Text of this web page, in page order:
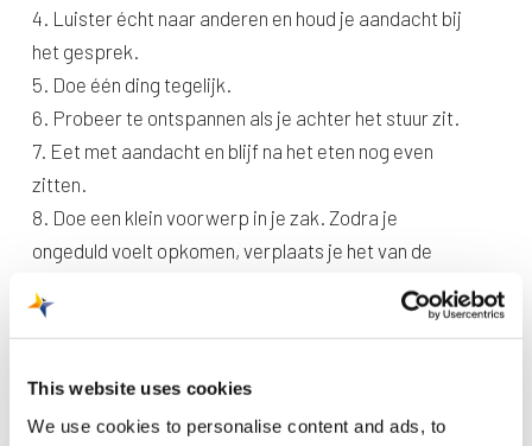
This website uses cookies
We use cookies to personalise content and ads, to
4. Luister écht naar anderen en houd je aandacht bij
het gesprek.
5. Doe één ding tegelijk.
6. Probeer te ontspannen als je achter het stuur zit.
7. Eet met aandacht en blijf na het eten nog even
zitten.
8. Doe een klein voorwerp in je zak. Zodra je
ongeduld voelt opkomen, verplaats je het van de
9. Kijk naar wat je al hebt in plaats van wat je nog
10. Praat langzamer
Nog even geduld a.u.b.